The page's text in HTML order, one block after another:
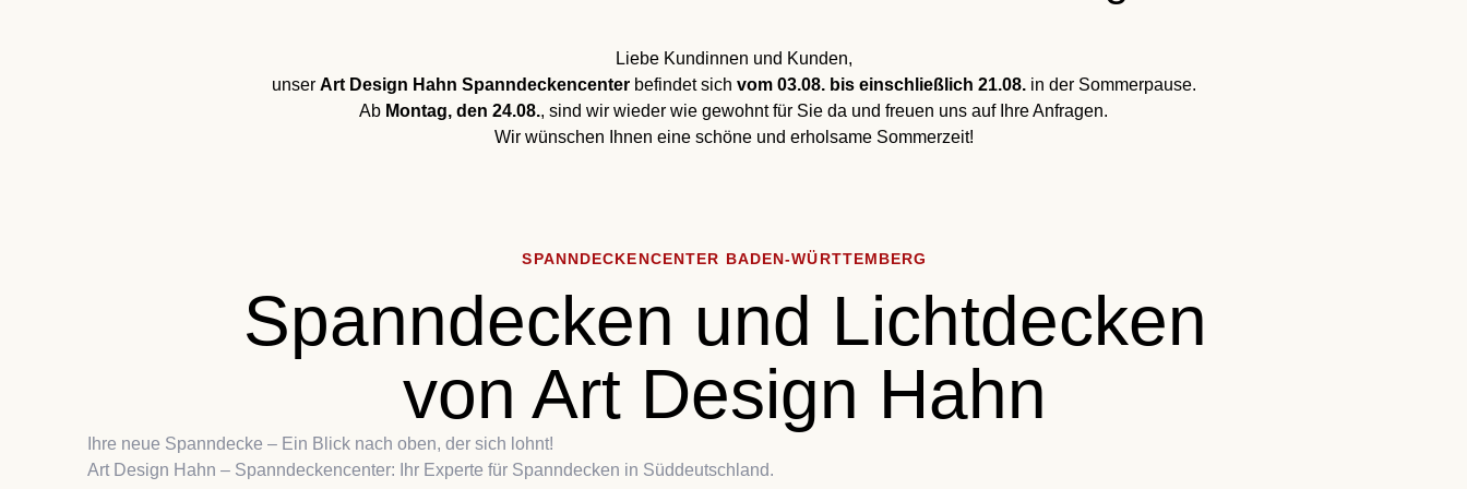
Zuhause eine neue
Dimension
Liebe Kundinnen und Kunden,
unser Art Design Hahn Spanndeckencenterbefindet sich vom 03.08. bis einschließlich 21.08.in der Sommerpause.
Ab Montag, den 24.08., sind wir wieder wie gewohnt für Sie da und freuen uns auf Ihre Anfragen.
Wir wünschen Ihnen eine schöne und erholsame Sommerzeit!
SPANNDECKENCENTER BADEN-WÜRTTEMBERG
Spanndecken und Lichtdecken
von Art Design Hahn
Ihre neue Spanndecke – Ein Blick nach oben, der sich lohnt!
Art Design Hahn – Spanndeckencenter: Ihr Experte für Spanndecken in Süddeutschland.